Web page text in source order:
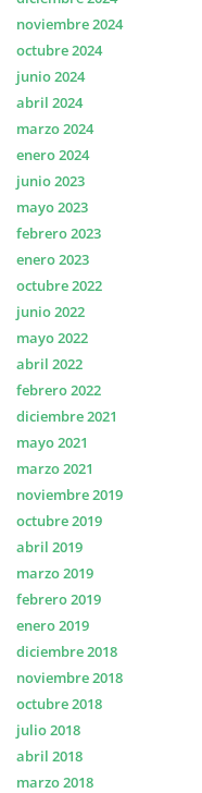
noviembre 2024
octubre 2024
junio 2024
abril 2024
marzo 2024
enero 2024
junio 2023
mayo 2023
febrero 2023
enero 2023
octubre 2022
junio 2022
mayo 2022
abril 2022
febrero 2022
diciembre 2021
mayo 2021
marzo 2021
noviembre 2019
octubre 2019
abril 2019
marzo 2019
febrero 2019
enero 2019
diciembre 2018
noviembre 2018
octubre 2018
julio 2018
abril 2018
marzo 2018